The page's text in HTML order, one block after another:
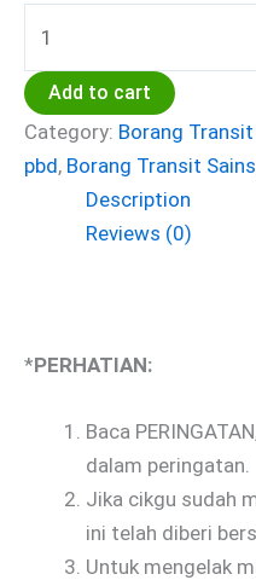
Add to cart
Category: Borang Transit
pbd, Borang Transit Sains
Description
Reviews (0)
*PERHATIAN:
Baca
dalam peringatan.
Jika cikgu sudah
ini telah diberi
Untuk mengelak